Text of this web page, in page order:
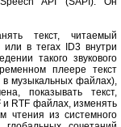
текст, читаемый
в тегах ID3 внутри
такого звукового
плеере текст
в музыкальных файлах),
показывать текст,
и RTF файлах, изменять
чтения из системного